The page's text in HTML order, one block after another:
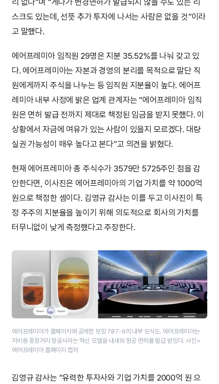
스크도 있는데, 선뜻 추가 투자에 나서는 사람은 없을 것”이라
고 말했다.
에어프레미아 임직원 29명은 지분 35.52%를 나눠 갖고 있
다. 에어프레미아는 자본과 경영의 분리를 목적으로 말단 직
원에게까지 주식을 나누는 등 임직원 지분율이 높다. 에어프
레미아 내부 사정에 밝은 업계 관계자는 “에어프레미아 임직
원은 면허 발급 전까지 제대로 책정된 임금을 받지 못했다. 이
상황에서 자금에 여유가 있는 사람이 있을지 모르겠다. 대량
실권 가능성이 매우 높다고 본다”고 의견을 밝혔다.
현재 에어프레미아 총 주식수가 3579만 5725주인 점을 감
안한다면, 이사진은 에어프레미아의 기업 가치를 약 1000억
원으로 책정한 셈이다. 김영규 감사는 이를 두고 이사진이 특
정 주주의 지분율을 높이기 위해 의도적으로 회사의 가치를
터무니없이 낮게 측정했다고 주장한다.
에어프레미아가 홈페이지에 공개한 보잉 787-9의 내부 모식도. 에어프레미아는
저비용 중장거리 항공사라는 혁신 모델을 내세워 항공 면허를 발급 받았다. 사진=
에어프레미아 홈페이지 캡처
김영규 감사는 “유력한 투자사와 기업 가치를 2000억 원 으